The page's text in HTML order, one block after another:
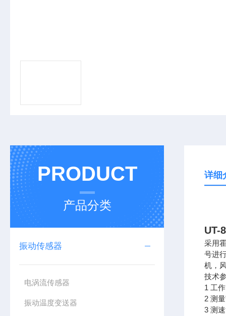
PRODUCT
产品分类
振动传感器
电涡流传感器
振动温度变送器
详细
UT-
采用
号进
机，
技术
1 工
2 测
3 测